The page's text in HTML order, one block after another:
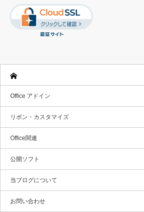
Office アドイン
リボン・カスタマイズ
Office関連
公開ソフト
当ブログについて
お問い合わせ